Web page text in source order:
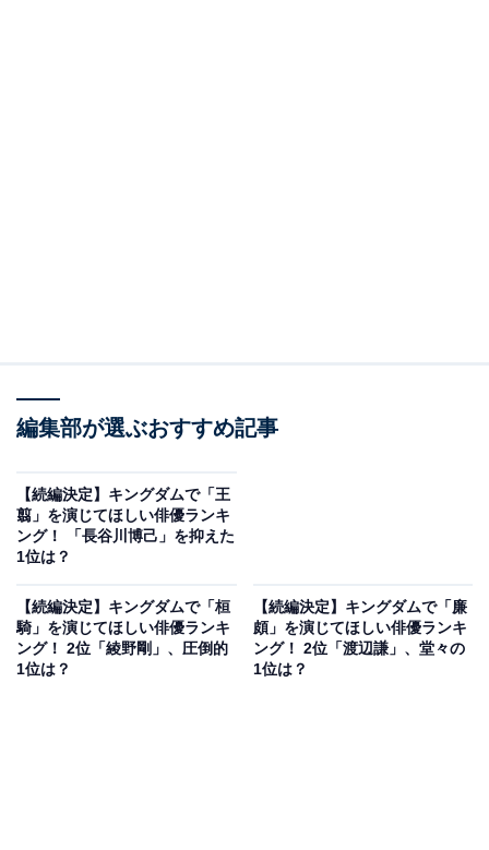
編集部が選ぶおすすめ記事
【続編決定】キングダムで「王
翦」を演じてほしい俳優ランキ
ング！ 「長谷川博己」を抑えた
1位は？
【続編決定】キングダムで「桓
騎」を演じてほしい俳優ランキ
ング！ 2位「綾野剛」、圧倒的
1位は？
【続編決定】キングダムで「廉
頗」を演じてほしい俳優ランキ
ング！ 2位「渡辺謙」、堂々の
1位は？